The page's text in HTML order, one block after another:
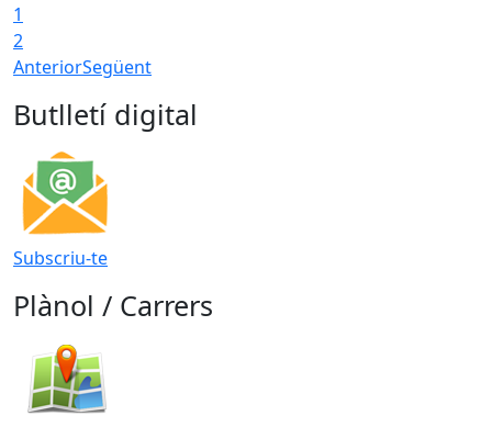
1
2
AnteriorSegüent
Butlletí digital
Subscriu-te
Plànol / Carrers